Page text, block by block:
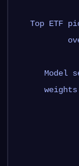
Top ETF
Model